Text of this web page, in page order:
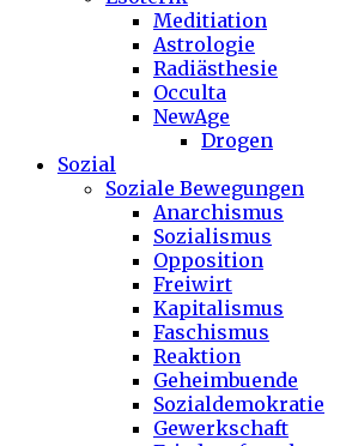
Meditiation
Astrologie
Radiästhesie
Occulta
NewAge
Drogen
Sozial
Soziale Bewegungen
Anarchismus
Sozialismus
Opposition
Freiwirt
Kapitalismus
Faschismus
Reaktion
Geheimbuende
Sozialdemokratie
Gewerkschaft